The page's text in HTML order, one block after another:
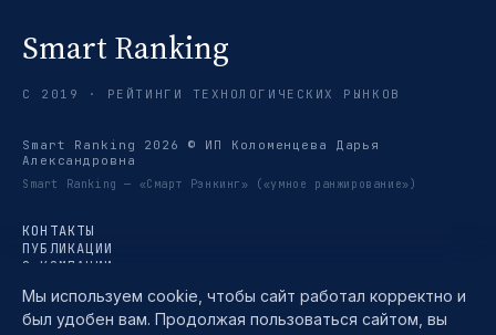
Smart Ranking
С 2019 · РЕЙТИНГИ ТЕХНОЛОГИЧЕСКИХ РЫНКОВ
Smart Ranking 2026 © ИП Коломенцева Дарья
Александровна
Smart Ranking — «Смарт Рэнкинг» («умное ранжирование»)
КОНТАКТЫ
ПУБЛИКАЦИИ
О КОМПАНИИ
ТРЕНДЫ
МЕТОДИКА
Мы используем cookie, чтобы сайт работал корректно и
был удобен вам. Продолжая пользоваться сайтом, вы